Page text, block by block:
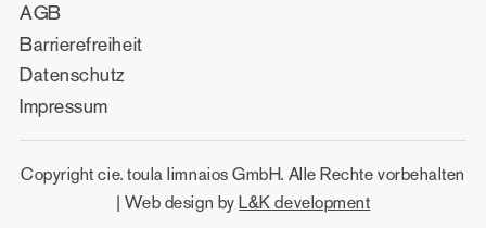
AGB
Barrierefreiheit
Datenschutz
Impressum
Copyright cie. toula limnaios GmbH. Alle Rechte vorbehalten
| Web design byL&K development